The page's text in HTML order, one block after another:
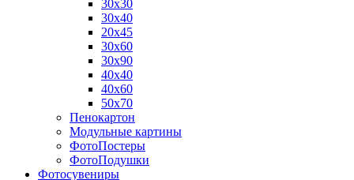
30х30
30х40
20х45
30х60
30х90
40х40
40х60
50х70
Пенокартон
Модульные картины
ФотоПостеры
ФотоПодушки
Фотоcувениры